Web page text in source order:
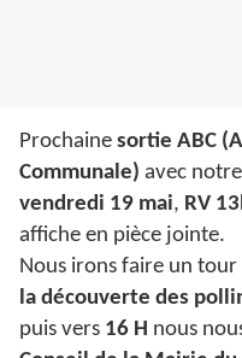
Prochaine sortie ABC
Communale) avec
vendredi 19 mai, RV
affiche en pièce jointe.
Nous irons faire un
la découverte des
puis vers 16 H nous